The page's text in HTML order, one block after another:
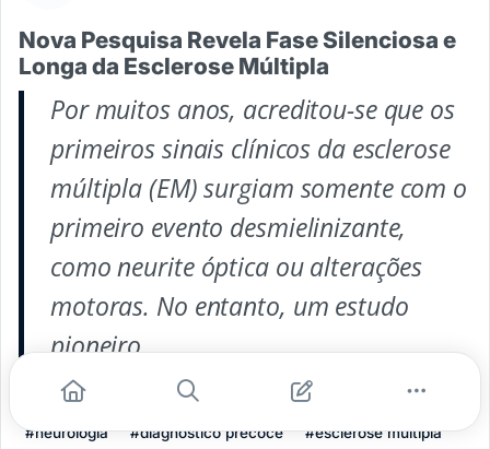
Nova Pesquisa Revela Fase Silenciosa e
Longa da Esclerose Múltipla
Por muitos anos, acreditou-se que os
primeiros sinais clínicos da esclerose
múltipla (EM) surgiam somente com o
primeiro evento desmielinizante,
como neurite óptica ou alterações
motoras. No entanto, um estudo
pioneiro
#neurologia #diagnostico precoce #esclerose multipla